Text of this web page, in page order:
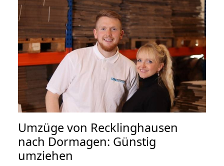
Umzüge von Recklinghausen
nach Dormagen: Günstig
umziehen